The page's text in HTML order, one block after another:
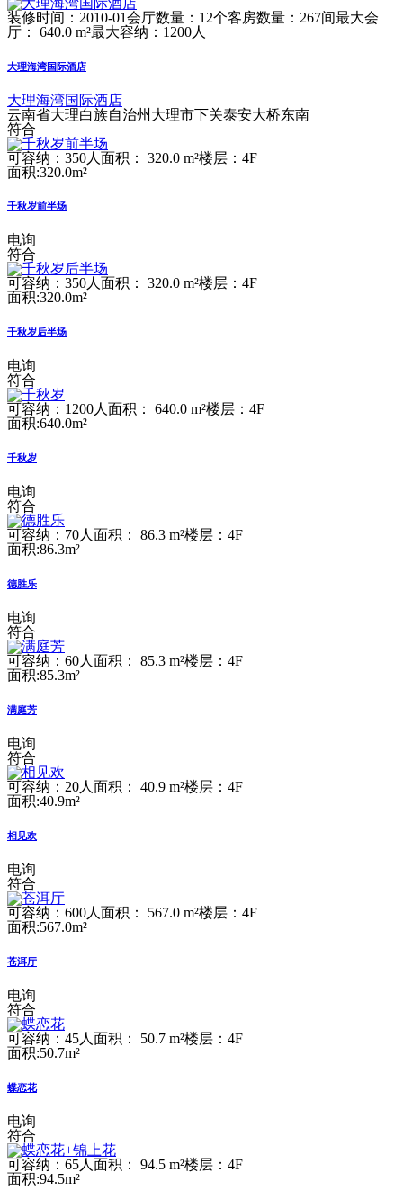
装修时间：2010-01会厅数量：12个客房数量：267间最大会
厅： 640.0 m²最大容纳：1200人
大理海湾国际酒店
大理海湾国际酒店
云南省大理白族自治州大理市下关泰安大桥东南
符合
可容纳：350人 面积： 320.0 m²楼层：4F
面积:320.0m²
千秋岁前半场
电询
符合
可容纳：350人面积： 320.0 m²楼层：4F
面积:320.0m²
千秋岁后半场
电询
符合
可容纳：1200人 面积： 640.0 m²楼层：4F
面积:640.0m²
千秋岁
电询
符合
可容纳：70人 面积： 86.3 m²楼层：4F
面积:86.3m²
德胜乐
电询
符合
可容纳：60人 面积： 85.3 m²楼层：4F
面积:85.3m²
满庭芳
电询
符合
可容纳：20人 面积： 40.9 m²楼层：4F
面积:40.9m²
相见欢
电询
符合
可容纳：600人 面积： 567.0 m²楼层：4F
面积:567.0m²
苍洱厅
电询
符合
可容纳：45人 面积： 50.7 m²楼层：4F
面积:50.7m²
蝶恋花
电询
符合
可容纳：65人 面积： 94.5 m²楼层：4F
面积:94.5m²